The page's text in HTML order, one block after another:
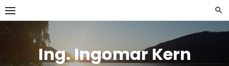
Skip
to
content
Ing. Ingomar Kern